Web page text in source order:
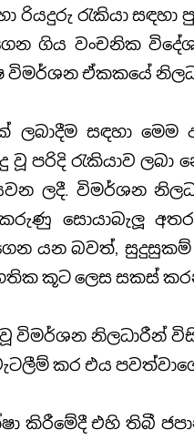
රියදුරු රැකියා
ගිය වංචනික
විමර්ශන ඒකකයේ
ලබාදීම සඳහා
වූ පරිදි රැකියාව
ලදී. විමර්ශන
කරුණු සොයාබැලූ
යන බවත්, සුදුසුකම්
කූට ලෙස සකස්
විමර්ශන නිලධාරීන්
කර එය
කිරීමේදී එහි තිබී